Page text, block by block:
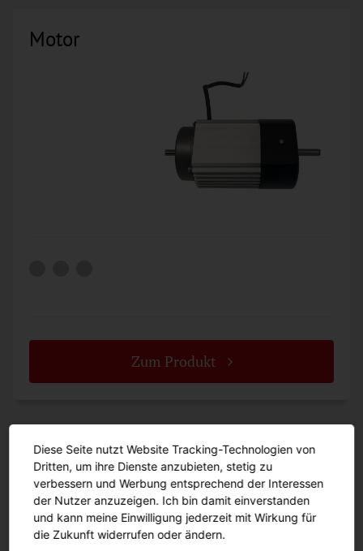
Motor
Zum Produkt
Zurück Zurück Weiter
Diese Seite nutzt Website Tracking-Technologien von
Dritten, um ihre Dienste anzubieten, stetig zu
verbessern und Werbung entsprechend der Interessen
der Nutzer anzuzeigen. Ich bin damit einverstanden
und kann meine Einwilligung jederzeit mit Wirkung für
die Zukunft widerrufen oder ändern.